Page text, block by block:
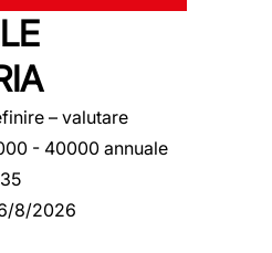
– valutare
- 40000 annuale
8/2026